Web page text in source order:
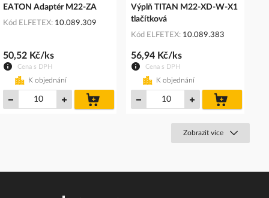
EATON Adaptér M22-ZA
Kód ELFETEX 10.089.309
Cena s DPH
50,52 Kč/ks
K objednání
košíku
Výplň TITAN M22-XD-W-X1
tlačítková
Kód ELFETEX 10.089.383
Cena s DPH
56,94 Kč/ks
K objednání
košíku
Zobrazit více